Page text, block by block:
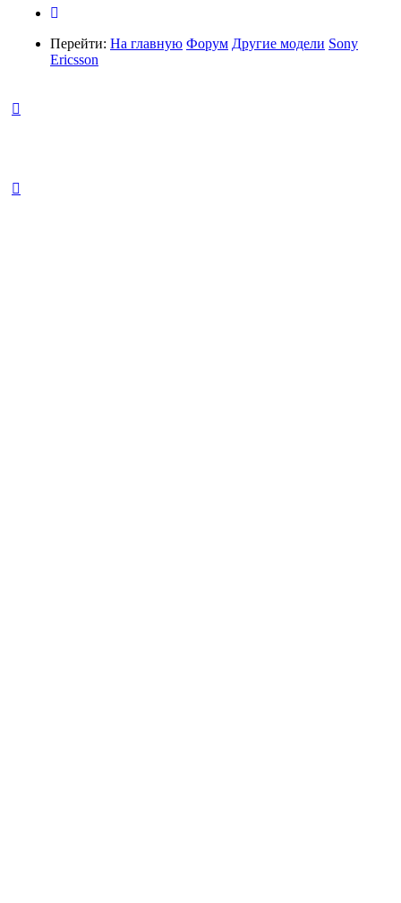
Перейти: На главную Форум Другие модели Sony
Ericsson